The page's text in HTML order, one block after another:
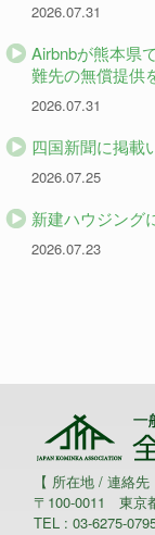
2026.07.31
Airbnbが熊本県
難先の無償提供
2026.07.31
四国新聞に掲載
2026.07.25
新建ハウジング
2026.07.23
【 所在地 / 連絡先
〒100-0011 東京
TEL : 03-6275-